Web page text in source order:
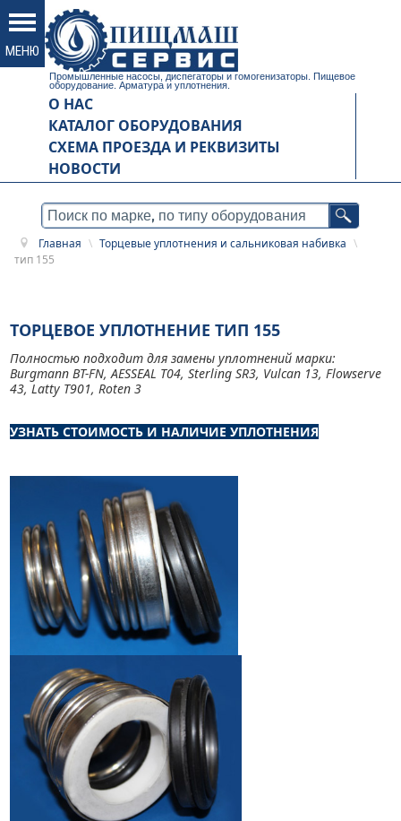
Промышленные насосы, диспегаторы и гомогенизаторы. Пищевое
оборудование. Арматура и уплотнения.
О НАС
КАТАЛОГ ОБОРУДОВАНИЯ
СХЕМА ПРОЕЗДА И РЕКВИЗИТЫ
НОВОСТИ
Главная \ Торцевые уплотнения и сальниковая набивка \
тип 155
ТОРЦЕВОЕ УПЛОТНЕНИЕ ТИП 155
Полностью подходит для замены уплотнений марки:
Burgmann BT-FN, AESSEAL T04, Sterling SR3, Vulcan 13, Flowserve
43, Latty T901, Roten 3
УЗНАТЬ СТОИМОСТЬ И НАЛИЧИЕ УПЛОТНЕНИЯ